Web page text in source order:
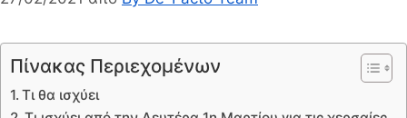
Πίνακας Περιεχομένων
Τι θα ισχύει